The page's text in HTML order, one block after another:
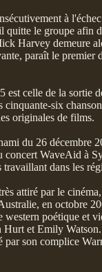
à
quitte le groupe afin
Harvey demeure
paraît le premier
est celle de la sortie
cinquante-six
originales de films.
du 26 décembre
concert WaveAid à
travaillant dans les
attiré par le
en octobre
western poétique et
Hurt et Emily
par son complice